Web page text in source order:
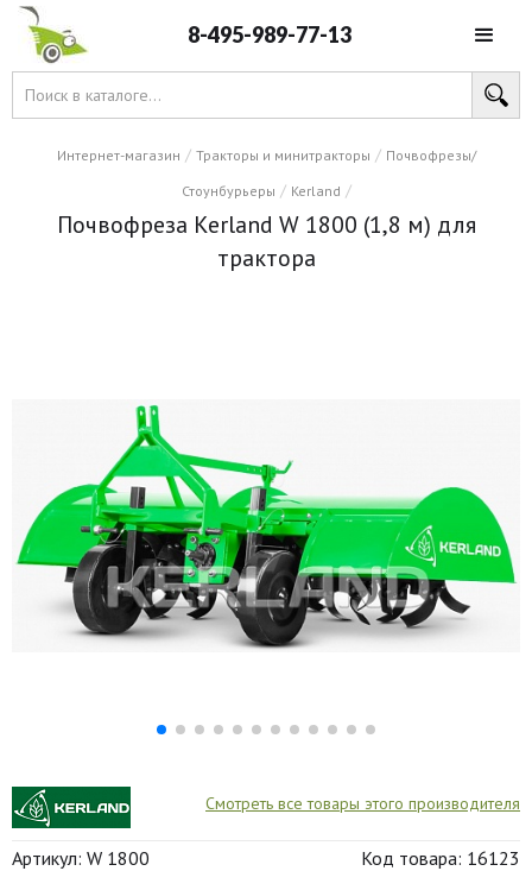
8-495-989-77-13
Интернет-магазин / Тракторы и минитракторы / Почвофрезы/
Стоунбурьеры / Kerland /
Почвофреза Kerland W 1800 (1,8 м) для
трактора
Смотреть все товары этого производителя
Артикул: W 1800 Код товара: 16123